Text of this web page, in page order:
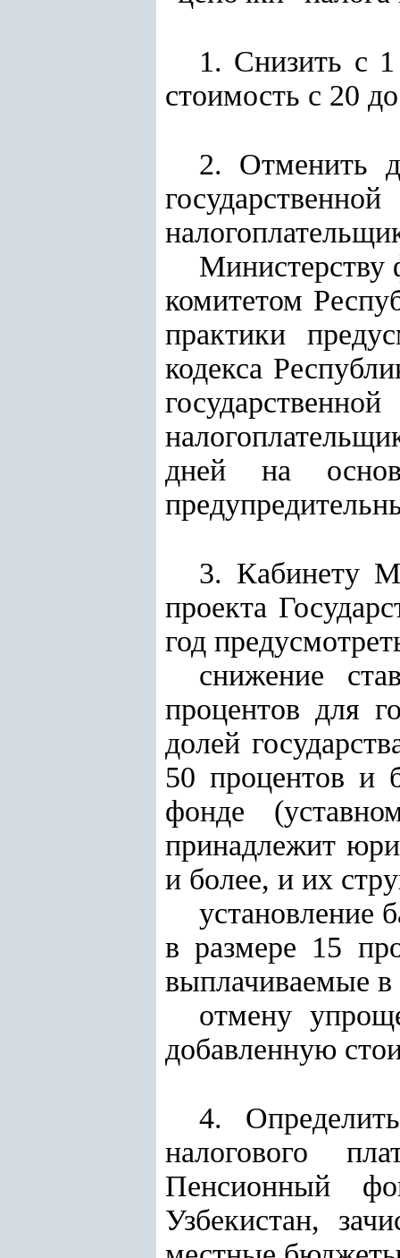
1. Снизить с 1
стоимость с 20 до
2. Отменить
Министерству
комитетом
практики
кодекса
дней на
3. Кабинету
проекта
год
снижение
процентов для
долей
50 процентов и
фонде
принадлежит
и более, и их
установление
в размере 15
выплачиваемые в
отмену
добавленную
4.
налогового
Пенсионный
Узбекистан,